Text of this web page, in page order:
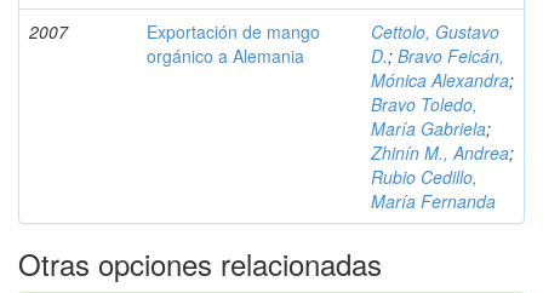
2007
Exportación de mango
orgánico a Alemania
Cettolo, Gustavo
D.; Bravo Feicán,
Mónica Alexandra;
Bravo Toledo,
María Gabriela;
Zhinín M., Andrea;
Rubio Cedillo,
María Fernanda
Otras opciones relacionadas